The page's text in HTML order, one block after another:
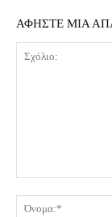
ΑΦΗΣΤΕ ΜΙΑ